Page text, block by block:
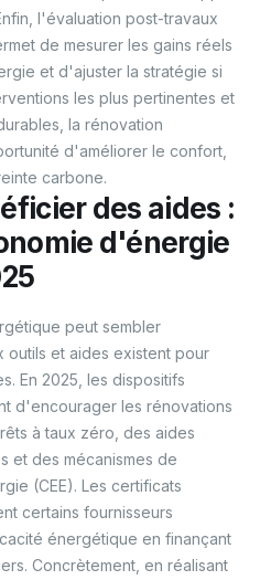
l'évaluation post-travaux
de mesurer les gains réels
et d'ajuster la stratégie si
les plus pertinentes et
la rénovation
d'améliorer le confort,
carbone.
des aides :
d'énergie
peut sembler
outils et aides existent pour
En 2025, les dispositifs
d'encourager les rénovations
à taux zéro, des aides
et des mécanismes de
(CEE). Les certificats
certains fournisseurs
énergétique en finançant
Concrètement, en réalisant